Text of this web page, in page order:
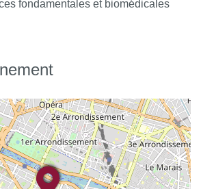
fondamentales et biomédicales